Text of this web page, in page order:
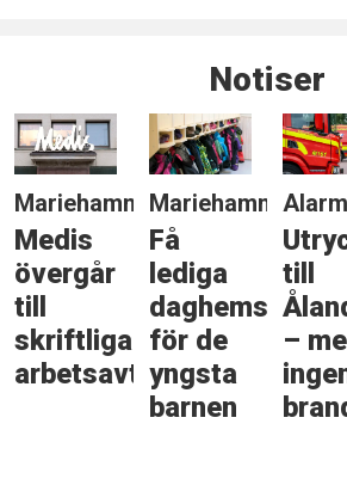
Notiser
Mariehamn
Medis
övergår
till
skriftliga
arbetsavtal
Mariehamn
Få
lediga
för de
yngsta
barnen
Alarm
till
–